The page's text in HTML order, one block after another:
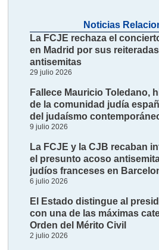
Noticias
La FCJE rechaza el
en Madrid por sus
antisemitas
29 julio 2026
Fallece Mauricio Toledano,
de la comunidad judía
del judaísmo
9 julio 2026
La FCJE y la CJB recaban
el presunto acoso
judíos franceses en
6 julio 2026
El Estado distingue al
con una de las máximas
Orden del Mérito Civil
2 julio 2026